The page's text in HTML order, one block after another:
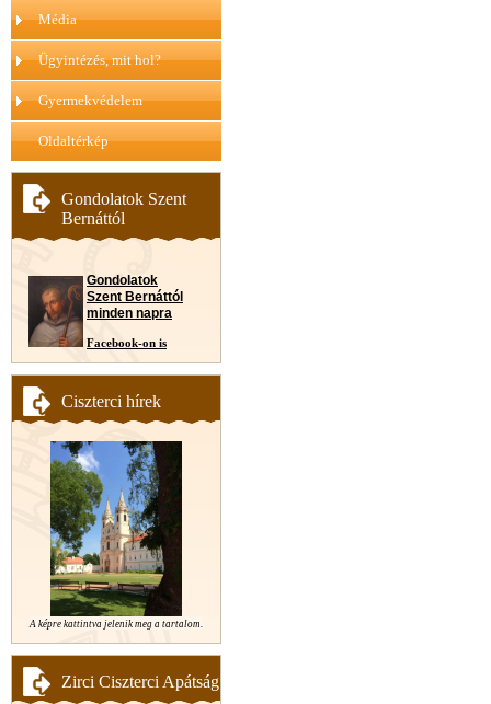
Média
Ügyintézés, mit hol?
Gyermekvédelem
Oldaltérkép
Gondolatok Szent
Bernáttól
Gondolatok
Szent Bernáttól
minden napra
Facebook-on is
Ciszterci hírek
A képre kattintva jelenik meg a tartalom.
Zirci Ciszterci Apátság